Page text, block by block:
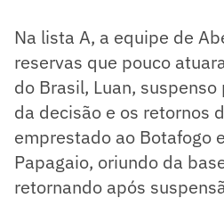
Na lista A, a equipe de
reservas que pouco
do Brasil, Luan,
da decisão e os retornos
emprestado ao Botafogo
Papagaio, oriundo da
retornando após